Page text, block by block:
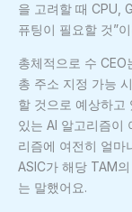
을 고려할 때 CPU,
퓨팅이 필요할 것”
총체적으로 수
총 주소 지정 가능
할 것으로 예상하고
있는 AI 알고리즘이
리즘에 여전히 얼마
ASIC가 해당 TAM
는 말했어요.